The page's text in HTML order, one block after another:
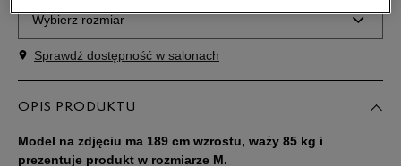
Wybierz rozmiar
Powiadom o
dostępności
Sprawdź dostępność w salonach
OPIS PRODUKTU
Model na zdjęciu ma 189 cm wzrostu, waży 85 kg i
prezentuje produkt w rozmiarze M.